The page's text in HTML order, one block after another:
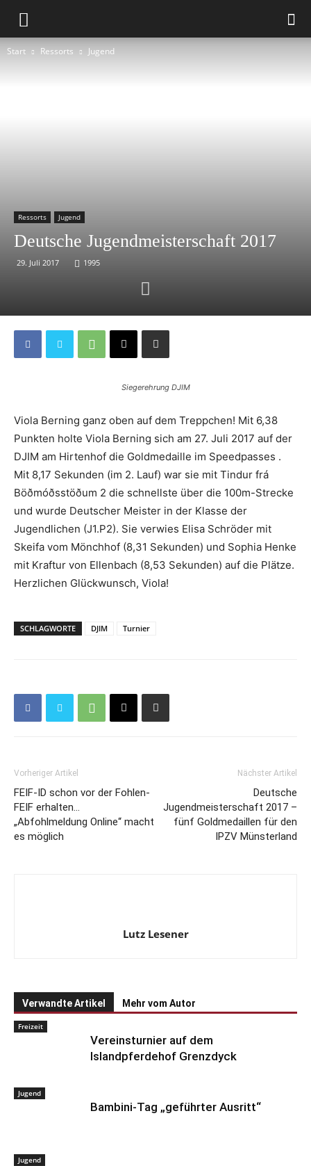
Start Ressorts Jugend
Ressorts Jugend
Deutsche Jugendmeisterschaft 2017
29. Juli 2017 1995
Siegerehrung DJIM
Viola Berning ganz oben auf dem Treppchen! Mit 6,38
Punkten holte Viola Berning sich am 27. Juli 2017 auf der
DJIM am Hirtenhof die Goldmedaille im Speedpasses .
Mit 8,17 Sekunden (im 2. Lauf) war sie mit Tindur frá
Böðmóðsstöðum 2 die schnellste über die 100m-Strecke
und wurde Deutscher Meister in der Klasse der
Jugendlichen (J1.P2). Sie verwies Elisa Schröder mit
Skeifa vom Mönchhof (8,31 Sekunden) und Sophia Henke
mit Kraftur von Ellenbach (8,53 Sekunden) auf die Plätze.
Herzlichen Glückwunsch, Viola!
SCHLAGWORTE DJIM Turnier
Vorheriger Artikel
FEIF-ID schon vor der Fohlen-
FEIF erhalten…
„Abfohlmeldung Online“ macht
es möglich
Nächster Artikel
Deutsche
Jugendmeisterschaft 2017 –
fünf Goldmedaillen für den
IPZV Münsterland
Lutz Lesener
Verwandte Artikel Mehr vom Autor
Freizeit
Vereinsturnier auf dem
Islandpferdehof Grenzdyck
Jugend
Bambini-Tag „geführter Ausritt“
Jugend